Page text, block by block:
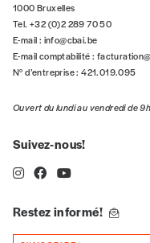
AJOUTER
Édition
AJOUTER
Offre
1000 Bruxelles
Tel. +32 (0)2 289 70 50
E-mail : info@cbai.be
E-mail comptabilité :
N° d’entreprise : 421.019.095
Ouvert du lundi au vendredi de
Suivez-nous!
Restez informé!